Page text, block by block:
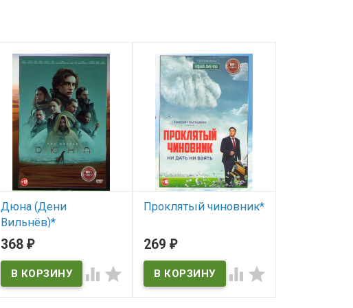
Дюна (Дени
Вильнёв)*
В наличии
368 ₽
 
Проклятый чиновник*
269₽
 